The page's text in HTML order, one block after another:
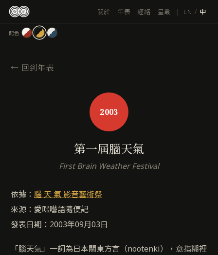
關於 年表 經絡 星叢 | EN / 中
配色
← 回到年表
2003
第一屆腦天氣
First Brain Weather Festival
依據： 腦 天 氣 影音藝術祭
來源：愛咪囈語隨便記
發表日期：2003年09月03日
「腦天氣」一詞為日本關東方言（nootenki），意指糊裡